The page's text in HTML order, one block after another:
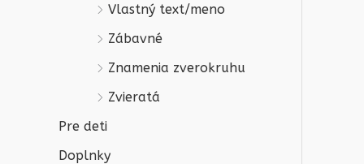
Vlastný text/meno
Zábavné
Znamenia zverokruhu
Zvieratá
Pre deti
Doplnky